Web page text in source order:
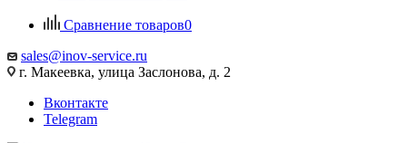
Сравнение товаров0
sales@inov-service.ru
г. Макеевка, улица Заслонова, д. 2
Вконтакте
Telegram